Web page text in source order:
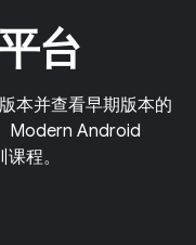
台
本并查看早期版本的
Modern Android
程。